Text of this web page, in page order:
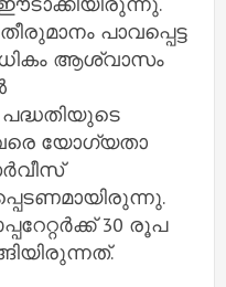
പാവപ്പെട്ട
ആശ്വാസം
യോഗ്യതാ
30 രൂപ